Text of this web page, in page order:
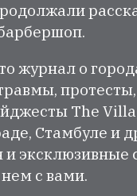
журнал о
The
Стамбуле и
и эксклюзивные
с вами.